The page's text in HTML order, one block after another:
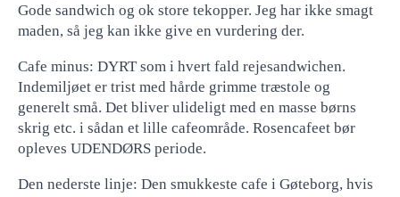
Gode ​​sandwich og ok store tekopper. Jeg har ikke smagt
maden, så jeg kan ikke give en vurdering der.
Cafe minus: DYRT som i hvert fald rejesandwichen.
Indemiljøet er trist med hårde grimme træstole og
generelt små. Det bliver ulideligt med en masse børns
skrig etc. i sådan et lille cafeområde. Rosencafeet bør
opleves UDENDØRS periode.
Den nederste linje: Den smukkeste cafe i Gøteborg, hvis